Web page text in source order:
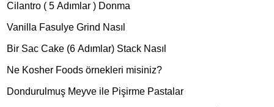
Cilantro ( 5 Adımlar ) Donma
Vanilla Fasulye Grind Nasıl
Bir Sac Cake (6 Adımlar) Stack Nasıl
Ne Kosher Foods örnekleri misiniz?
Dondurulmuş Meyve ile Pişirme Pastalar